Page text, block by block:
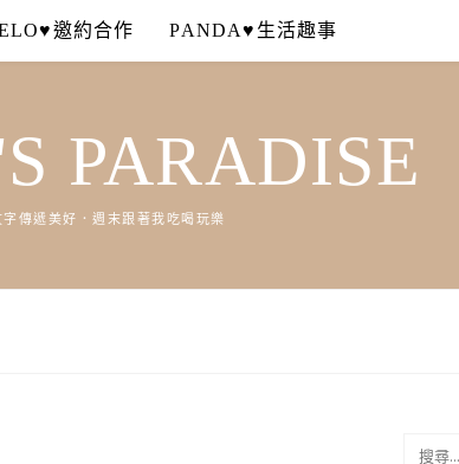
邀約合作 PANDA♥生活趣事
PARADISE
字傳遞美好．週末跟著我吃喝玩樂